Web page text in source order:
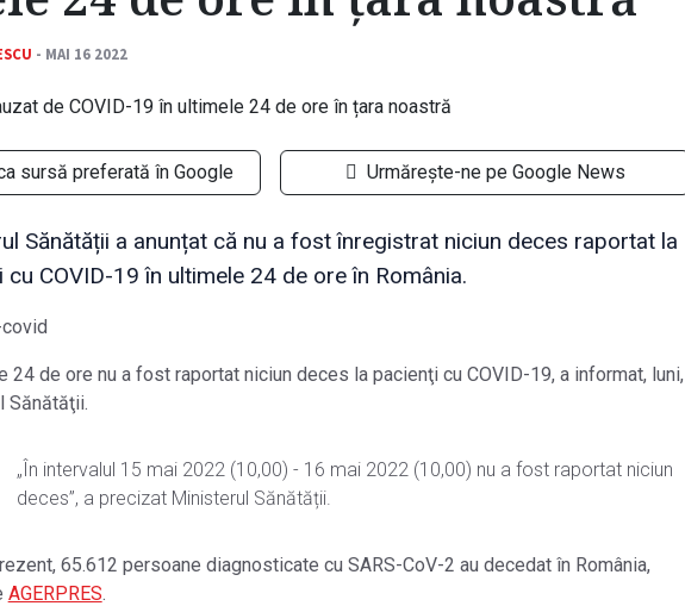
- MAI 16 2022
sursă preferată în Google Urmărește-ne pe Google News
Sănătății a anunțat că nu a fost înregistrat niciun deces raportat la
cu COVID-19 în ultimele 24 de ore în România.
24 de ore nu a fost raportat niciun deces la pacienţi cu COVID-19, a informat, luni,
Sănătăţii.
„În intervalul 15 mai 2022 (10,00) - 16 mai 2022 (10,00) nu a fost raportat niciun
deces”, a precizat Ministerul Sănătății.
65.612 persoane diagnosticate cu SARS-CoV-2 au decedat în România,
AGERPRES.